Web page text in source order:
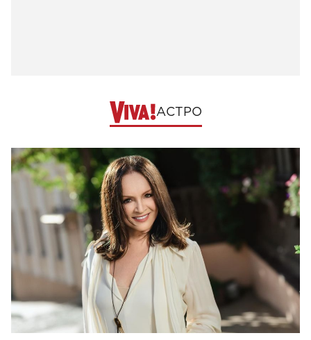
АСТРО